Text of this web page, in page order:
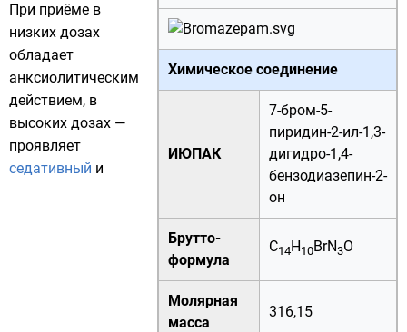
Химическое соединение
ИЮПАК
7-бром-5-
пиридин-2-ил-1,3-
дигидро-1,4-
бензодиазепин-2-
он
Брутто-
формула
C14H10BrN3O
Молярная
масса
316,15
При приёме в
низких дозах
обладает
анксиолитическим
действием, в
высоких дозах —
проявляет
седативный и